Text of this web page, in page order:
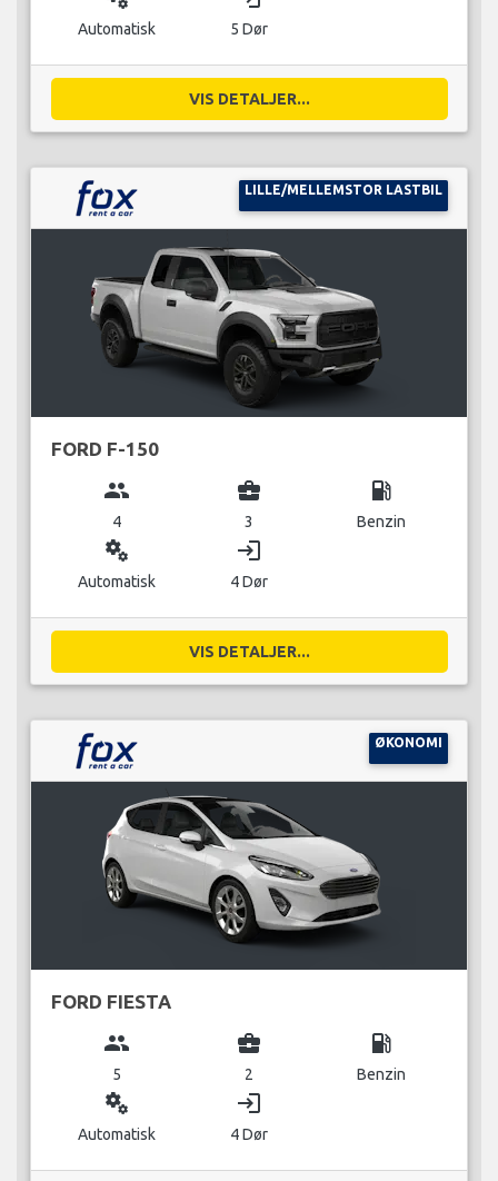
Automatisk 5 Dør
VIS DETALJER...
LILLE/MELLEMSTOR LASTBIL
FORD F-150
group
4
business_center
3
local_gas_station
Benzin
miscellaneous_services
Automatisk
login
4 Dør
VIS DETALJER...
ØKONOMI
FORD FIESTA
group
5
business_center
2
local_gas_station
Benzin
miscellaneous_services
Automatisk
login
4 Dør